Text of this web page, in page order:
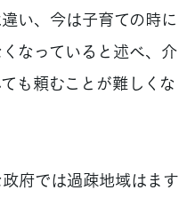
い、今は子育ての時に
なっていると述べ、介
も頼むことが難しくな
府では過疎地域はます